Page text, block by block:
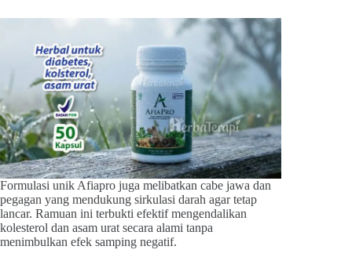
Formulasi unik Afiapro juga melibatkan cabe jawa dan
pegagan yang mendukung sirkulasi darah agar tetap
lancar. Ramuan ini terbukti efektif mengendalikan
kolesterol dan asam urat secara alami tanpa
menimbulkan efek samping negatif.